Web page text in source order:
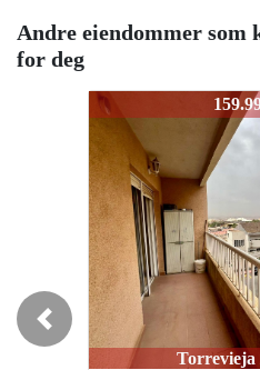
Andre eiendommer som
for deg
941-mks4639
159.990 €
Torrevieja / Centro
941-mks4639
Previous